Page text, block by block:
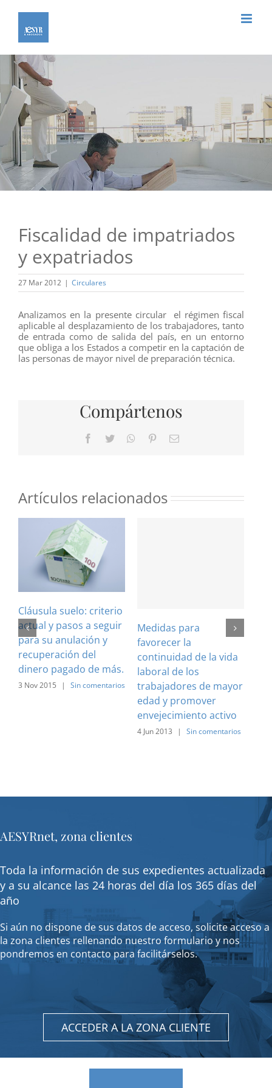
contenido
Fiscalidad de impatriados
y expatriados
27 Mar 2012 | Circulares
Analizamos en la presente circular el régimen fiscal
aplicable al desplazamiento de los trabajadores, tanto
de entrada como de salida del país, en un entorno
que obliga a los Estados a competir en la captación de
las personas de mayor nivel de preparación técnica.
Compártenos
Facebook
Twitter WhatsApp
PinterestCorreo
Artículos relacionados
Cláusula suelo: criterio
actual y pasos a seguir
para su anulación y
recuperación del
dinero pagado de más.
3 Nov 2015 | Sin comentarios
Medidas para
favorecer la
continuidad de la vida
laboral de los
trabajadores de mayor
edad y promover
envejecimiento activo
4 Jun 2013 | Sin comentarios
AESYRnet, zona clientes
Toda la información de sus expedientes actualizada
y a su alcance las 24 horas del día los 365 días del
año
Si aún no dispone de sus datos de acceso, solicite acceso a
la zona clientes rellenando nuestro formulario y nos
pondremos en contacto para facilitárselos.
ACCEDER A LA ZONA CLIENTE